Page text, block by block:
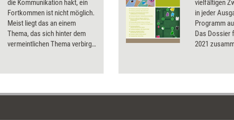
die Kommunikation hakt, ein
Fortkommen ist nicht möglich.
Meist liegt das an einem
Thema, das sich hinter dem
vermeintlichen Thema verbirgt
– zum Beispiel durch den
es mit der Metaphernarbeit auf
vielfältigen
in jeder
Programm
Das Dossier
2021